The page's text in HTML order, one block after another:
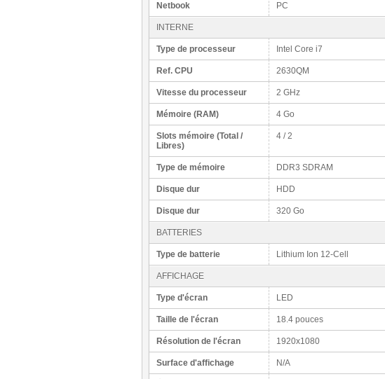
Netbook PC
INTERNE
Type de processeur Intel Core i7
Ref. CPU 2630QM
Vitesse du processeur 2 GHz
Mémoire (RAM) 4 Go
Slots mémoire (Total /
Libres)
4 / 2
Type de mémoire DDR3 SDRAM
Disque dur HDD
Disque dur 320 Go
BATTERIES
Type de batterie Lithium Ion 12-Cell
AFFICHAGE
Type d'écran LED
Taille de l'écran 18.4 pouces
Résolution de l'écran 1920x1080
Surface d'affichage N/A